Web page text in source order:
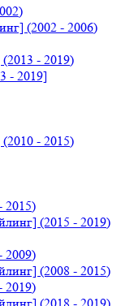
(2002 - 2006)
- 2019)
- 2019]
- 2015)
2015)
(2015 - 2019)
2009)
(2008 - 2015)
2019)